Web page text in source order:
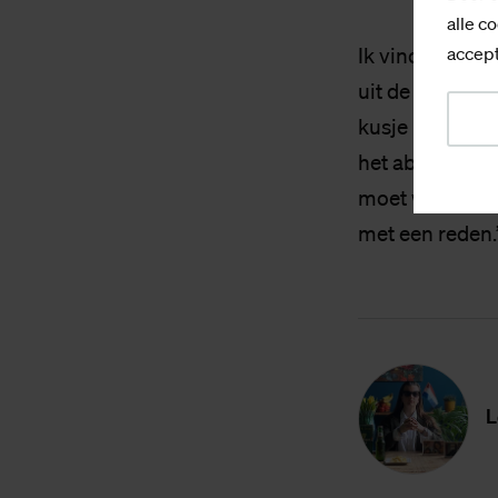
alle
Ik vind dat we
uit de kast
kusje kan
het
moet worden
met een